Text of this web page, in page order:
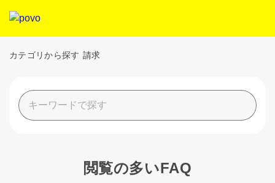
カテゴリから探す 請求
閲覧の多いFAQ